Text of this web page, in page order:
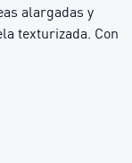
alargadas y
texturizada. Con